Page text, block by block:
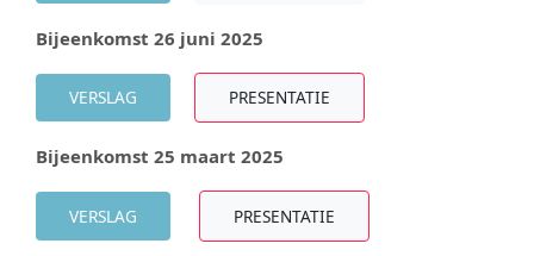
Bijeenkomst 26 juni 2025
VERSLAG PRESENTATIE
Bijeenkomst 25 maart 2025
VERSLAG PRESENTATIE